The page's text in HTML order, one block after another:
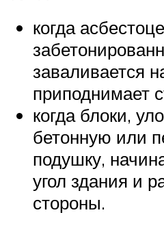
когда
заваливается
приподнимает
когда блоки,
бетонную или
подушку,
угол здания и
стороны.